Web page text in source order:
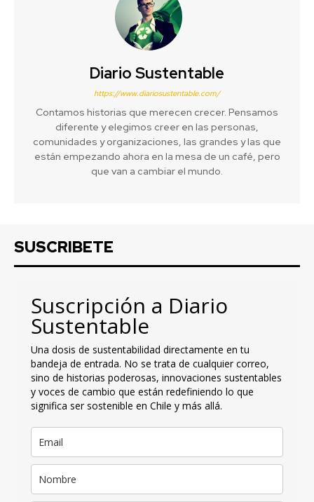
Diario Sustentable
https://www.diariosustentable.com/
Contamos historias que merecen crecer. Pensamos
diferente y elegimos creer en las personas,
comunidades y organizaciones, las grandes y las que
están empezando ahora en la mesa de un café, pero
que van a cambiar el mundo.
SUSCRIBETE
Suscripción a Diario
Sustentable
Una dosis de sustentabilidad directamente en tu
bandeja de entrada. No se trata de cualquier correo,
sino de historias poderosas, innovaciones sustentables
y voces de cambio que están redefiniendo lo que
significa ser sostenible en Chile y más allá.